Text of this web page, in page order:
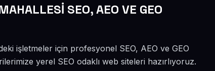
SEO, AEO VE GEO
işletmeler için profesyonel SEO, AEO ve GEO
yerel SEO odaklı web siteleri hazırlıyoruz.